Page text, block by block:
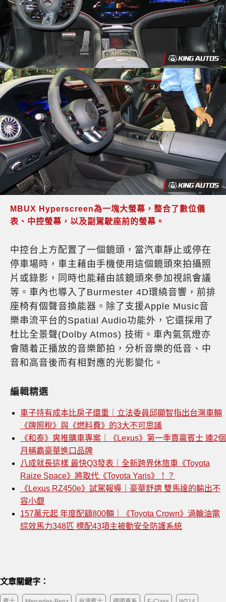
MBUX Hyperscreen為一塊大螢幕，整合了數位儀
表、中控螢幕，以及副駕駛座前的螢幕。
中控台上方配置了一個鏡頭，當汽車靜止或停在
停車場時，車主藉由手機使用這個鏡頭來拍攝照
片或錄影，同時也能藉由該鏡頭來參加視訊會議
等。車內也導入了Burmester 4D環繞音響，前排
座椅有個聲音換能器。除了支援Apple Music音
樂串流平台的Spatial Audio功能外，它還採用了
杜比全景聲(Dolby Atmos) 技術。車內氣氛燈亦
會隨着正播放的音樂節拍，分析音樂的低音、中
音和高音後而有相對應的光影變化。
編輯精選
車子持有成本比房子還重｜立法委員邱顯智指出台灣車輛
《牌照稅》與《燃料費》的3大不可思議
《和泰》爽推購車專案｜《Lexus》第一季賣贏賓士 連2個
月稱霸豪華進口品牌
八成就長這樣 最快Q3發表｜全新跨界休旅車《Toyota
Raize Space》將取代《Toyota Yaris》！？
《Lexus RZ450e》試駕報導｜豪華舒適 雙馬達的輸出不
容小覷
157萬元起 年度配額800輛｜《Toyota Crown》渦輪油電
綜效馬力348匹 標配43項主被動安全防護系統
文章關鍵字：